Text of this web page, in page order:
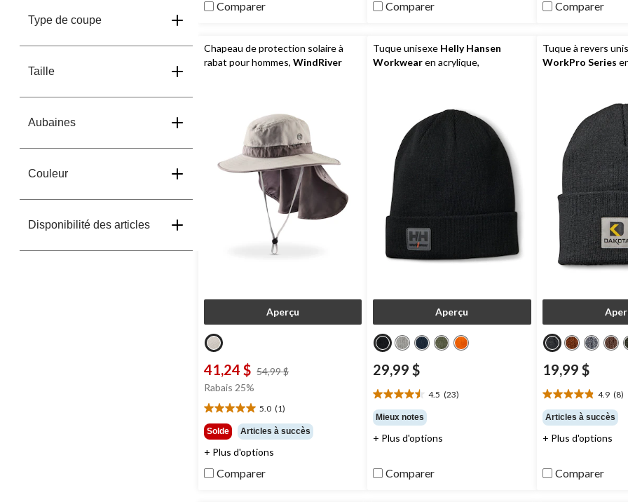
Type de coupe
Taille
Aubaines
Couleur
Disponibilité des articles
Comparer
évaluations
Comparer
évaluations
Comparer
Chapeau de protection solaire à
rabat pour hommes,WindRiver
Aperçu
41,24 $ 54,99 $
Rabais 25%
5.0 (1)
5.0
étoile(s)
sur
5.
1
évaluation
Solde Articles à succès
+ Plus d'options
Comparer
Tuque unisexe Helly Hansen
Workwearen acrylique,
Aperçu
29,99 $
4.5 (23)
4.5
étoile(s)
sur
5.
évaluations
Mieux notes
+ Plus d'options
Comparer
Tuque à revers
WorkPro Series
19,99 $
4.9 (8)
4.9
étoile(s)
sur
5.
évaluations
Articles à succès
+ Plus d'options
Comparer